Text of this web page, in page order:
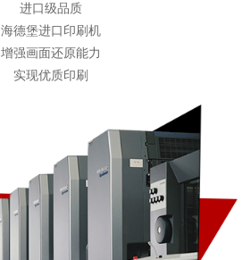
进口级品质
海德堡进口印刷机
增强画面还原能力
实现优质印刷